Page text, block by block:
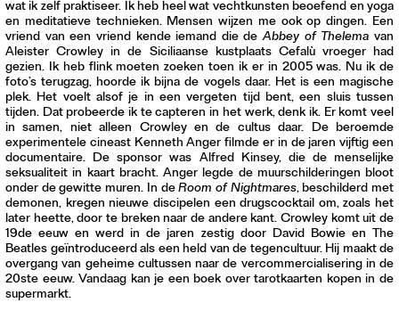
wat ik zelf praktiseer. Ik heb heel wat vechtkunsten beoefend en yoga
en meditatieve technieken. Mensen wijzen me ook op dingen. Een
vriend van een vriend kende iemand die deAbbey of Thelema van
Aleister Crowley in de Siciliaanse kustplaats Cefalù vroeger had
gezien. Ik heb flink moeten zoeken toen ik er in 2005 was. Nu ik de
foto’s terugzag, hoorde ik bijna de vogels daar. Het is een magische
plek. Het voelt alsof je in een vergeten tijd bent, een sluis tussen
tijden. Dat probeerde ik te capteren in het werk, denk ik. Er komt veel
in samen, niet alleen Crowley en de cultus daar. De beroemde
experimentele cineast Kenneth Anger filmde er in de jaren vijftig een
documentaire. De sponsor was Alfred Kinsey, die de menselijke
seksualiteit in kaart bracht. Anger legde de muurschilderingen bloot
onder de gewitte muren. In deRoom of Nightmares, beschilderd met
demonen, kregen nieuwe discipelen een drugscocktail om, zoals het
later heette, door te breken naar de andere kant. Crowley komt uit de
19de eeuw en werd in de jaren zestig door David Bowie en The
Beatles geïntroduceerd als een held van de tegencultuur. Hij maakt de
overgang van geheime cultussen naar de vercommercialisering in de
20ste eeuw. Vandaag kan je een boek over tarotkaarten kopen in de
supermarkt.